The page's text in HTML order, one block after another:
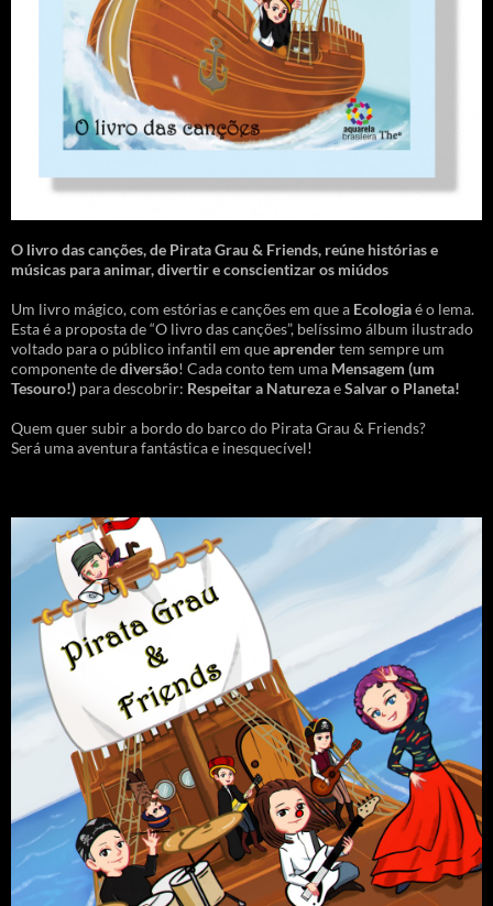
O livro das canções,de Pirata Grau & Friends, reúne histórias e
músicas para animar, divertir e conscientizar os miúdos
Um livro mágico, com estórias e canções em que a Ecologiaé o lema.
Esta é a proposta de “O livro das canções”, belíssimo álbum ilustrado
voltado para o público infantil em queaprendertem sempre um
componente dediversão! Cada conto tem uma Mensagem (um
Tesouro!) para descobrir: Respeitar a NaturezaeSalvar o Planeta!
Quem quer subir a bordo do barco do Pirata Grau & Friends?
Será uma aventura fantástica e inesquecível!